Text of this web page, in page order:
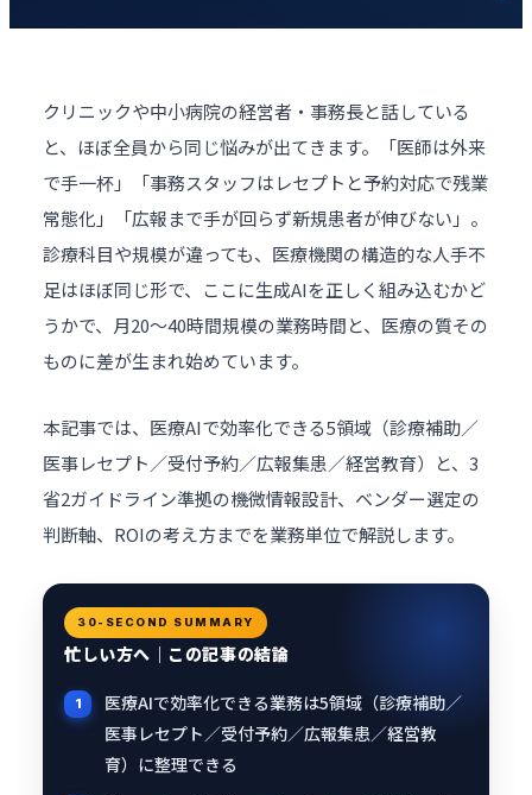
クリニックや中小病院の経営者・事務長と話している
と、ほぼ全員から同じ悩みが出てきます。「医師は外来
で手一杯」「事務スタッフはレセプトと予約対応で残業
常態化」「広報まで手が回らず新規患者が伸びない」。
診療科目や規模が違っても、医療機関の構造的な人手不
足はほぼ同じ形で、ここに生成AIを正しく組み込むかど
うかで、月20〜40時間規模の業務時間と、医療の質その
ものに差が生まれ始めています。
本記事では、医療AIで効率化できる5領域（診療補助／
医事レセプト／受付予約／広報集患／経営教育）と、3
省2ガイドライン準拠の機微情報設計、ベンダー選定の
判断軸、ROIの考え方までを業務単位で解説します。
30-SECOND SUMMARY
忙しい方へ｜この記事の結論
医療AIで効率化できる業務は5領域（診療補助／
医事レセプト／受付予約／広報集患／経営教
育）に整理できる